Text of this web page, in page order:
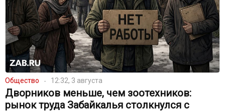
Общество 12:32, 3 августа
Дворников меньше, чем зоотехников:
рынок труда Забайкалья столкнулся с